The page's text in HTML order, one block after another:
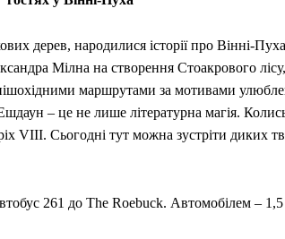
дерев, народилися історії про Вінні-
Мілна на створення Стоакрового
маршрутами за мотивами
– це не лише літературна магія.
VIII. Сьогодні тут можна зустріти диких
261 до The Roebuck. Автомобілем –